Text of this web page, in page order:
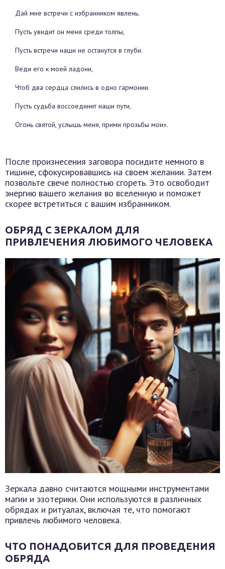
Дай мне встречи с избранником явлень.
Пусть увидит он меня среди толпы,
Пусть встречи наши не останутся в глуби.
Веди его к моей ладони,
Чтоб два сердца слились в одно гармонии.
Пусть судьба воссоединит наши пути,
Огонь святой, услышь меня, прими прозьбы мои».
После произнесения заговора посидите немного в
тишине, сфокусировавшись на своем желании. Затем
позвольте свече полностью сгореть. Это освободит
энергию вашего желания во вселенную и поможет
скорее встретиться с вашим избранником.
ОБРЯД С ЗЕРКАЛОМ ДЛЯ
ПРИВЛЕЧЕНИЯ ЛЮБИМОГО ЧЕЛОВЕКА
Зеркала давно считаются мощными инструментами
магии и эзотерики. Они используются в различных
обрядах и ритуалах, включая те, что помогают
привлечь любимого человека.
ЧТО ПОНАДОБИТСЯ ДЛЯ ПРОВЕДЕНИЯ
ОБРЯДА